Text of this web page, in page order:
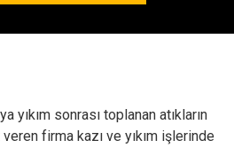
yıkım sonrası toplanan atıkların
veren firma kazı ve yıkım işlerinde